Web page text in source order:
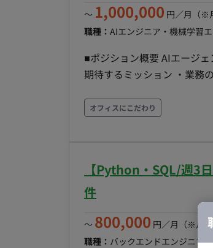
〜 1,000,000 円／月 （※
職種： AIエンジニア・機械学習
■ポジション概要 AIエージェ
期待するミッション ・業務
に動くAIエージェント群（
築する。 ・「作って終わ
を自分ごとで完遂し、クラ
ク、記載ルール違反や誤植
は根拠と信頼度を付与する
AIが参照できるデータ構造
つ。 ・検証アプリ開発：担
装する。一覧での一括編集
オフィスにこだわり
【Python・SQL/週3
件
〜 800,000 円／月 （※月
職種： バックエンドエンジニア